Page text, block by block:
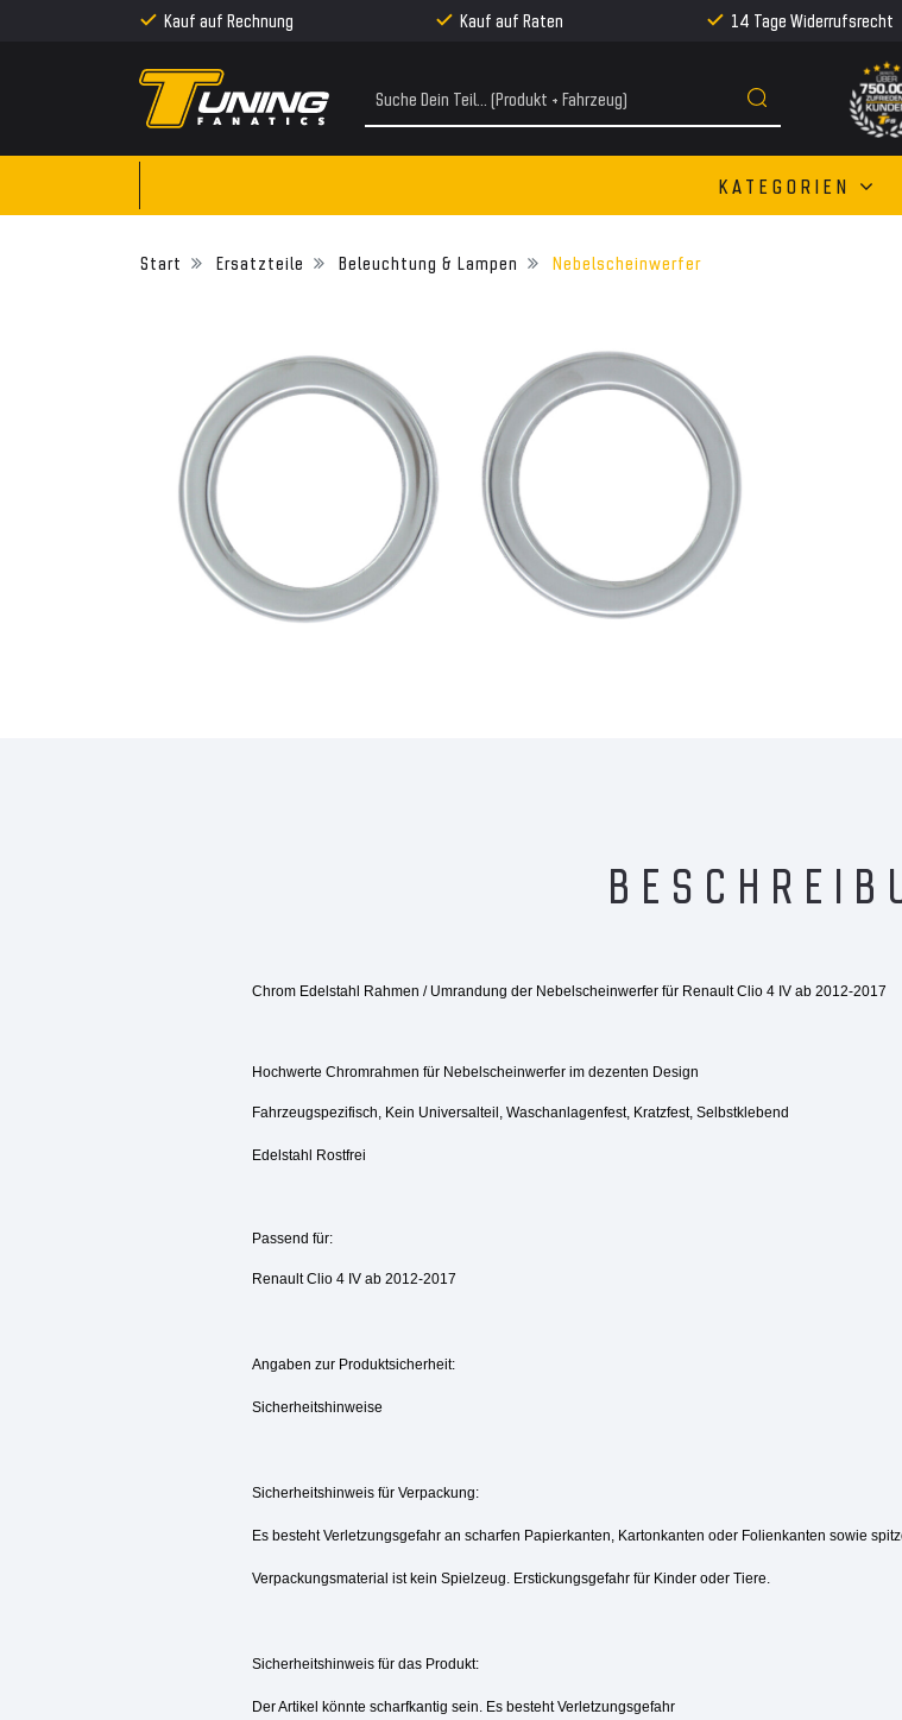
Kauf auf Rechnung Kauf auf Raten 14 Tage Widerrufsrecht
KATEGORIEN
Ersatzteile Beleuchtung & Lampen Nebelscheinwerfer
Chrom Edelstahl Rahmen / Umrandung der Nebelscheinwerfer für Renault Clio 4 IV ab 2012-2017
Hochwerte Chromrahmen für Nebelscheinwerfer im dezenten Design
Fahrzeugspezifisch, Kein Universalteil, Waschanlagenfest, Kratzfest, Selbstklebend
Edelstahl Rostfrei
Passend für:
Renault Clio 4 IV ab 2012-2017
Angaben zur Produktsicherheit:
Sicherheitshinweise
Sicherheitshinweis für Verpackung:
Es besteht Verletzungsgefahr an scharfen Papierkanten, Kartonkanten oder Folienkanten sowie
Verpackungsmaterial ist kein Spielzeug. Erstickungsgefahr für Kinder oder Tiere.
Sicherheitshinweis für das Produkt:
Der Artikel könnte scharfkantig sein. Es besteht Verletzungsgefahr